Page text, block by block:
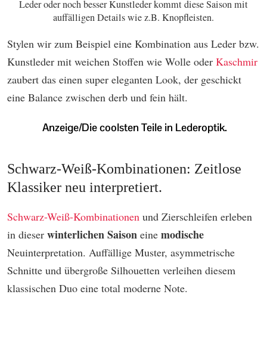
Leder oder noch besser Kunstleder kommt diese Saison mit
auffälligen Details wie z.B. Knopfleisten.
Stylen wir zum Beispiel eine Kombination aus Leder bzw.
Kunstleder mit weichen Stoffen wie Wolle oder Kaschmir
zaubert das einen super eleganten Look, der geschickt
eine Balance zwischen derb und fein hält.
Schwarz-Weiß-Kombinationen: Zeitlose
Klassiker neu interpretiert.
Schwarz-Weiß-Kombinationen und Zierschleifen erleben
in dieser winterlichen Saison eine modische
Neuinterpretation. Auffällige Muster, asymmetrische
Schnitte und übergroße Silhouetten verleihen diesem
klassischen Duo eine total moderne Note.